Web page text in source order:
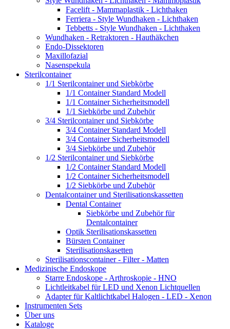
Facelift - Mammaplastik - Lichthaken
Ferriera - Style Wundhaken - Lichthaken
Tebbetts - Style Wundhaken - Lichthaken
Wundhaken - Retraktoren - Hauthäkchen
Endo-Dissektoren
Maxillofazial
Nasenspekula
Sterilcontainer
1/1 Sterilcontainer und Siebkörbe
1/1 Container Standard Modell
1/1 Container Sicherheitsmodell
1/1 Siebkörbe und Zubehör
3/4 Sterilcontainer und Siebkörbe
3/4 Container Standard Modell
3/4 Container Sicherheitsmodell
3/4 Siebkörbe und Zubehör
1/2 Sterilcontainer und Siebkörbe
1/2 Container Standard Modell
1/2 Container Sicherheitsmodell
1/2 Siebkörbe und Zubehör
Dentalcontainer und Sterilisationskassetten
Dental Container
Siebkörbe und Zubehör für
Dentalcontainer
Optik Sterilisationskassetten
Bürsten Container
Sterilisationskasetten
Sterilisationscontainer - Filter - Matten
Medizinische Endoskope
Starre Endoskope - Arthroskopie - HNO
Lichtleitkabel für LED und Xenon Lichtquellen
Adapter für Kaltlichtkabel Halogen - LED - Xenon
Instrumenten Sets
Über uns
Kataloge